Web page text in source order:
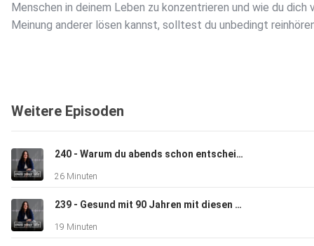
Menschen in deinem Leben zu konzentrieren und wie du dich
Meinung anderer lösen kannst, solltest du unbedingt
zur OYLA: https://steph-reinhardt.de/oyla
Weitere Episoden
240 - Warum du abends schon entscheiden solltest, was morgen zählt
26 Minuten
239 - Gesund mit 90 Jahren mit diesen 9 Dingen
19 Minuten